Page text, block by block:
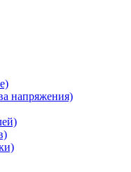
напряжения)